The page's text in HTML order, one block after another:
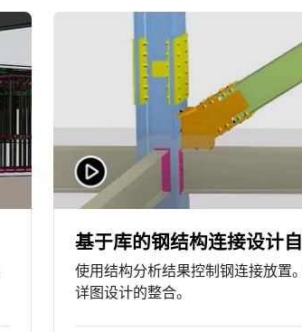
基于库的钢结构连接设计
使用结构分析结果控制钢连接放置
详图设计的整合。